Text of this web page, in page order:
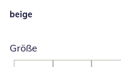
beige
Größe